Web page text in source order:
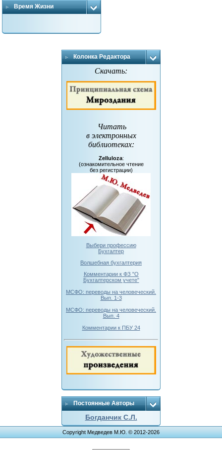
Время Жизни
Колонка Редактора
Скачать:
Читать
в электронных
библиотеках:
Zelluloza:
(ознакомительное чтение
без регистрации)
Выбери профессию
Бухгалтер
Волшебная бухгалтерия
Комментарии к ФЗ "О
Бухгалтерском учете"
МСФО: переводы на человеческий.
Вып. 1-3
МСФО: переводы на человеческий.
Вып. 4
Комментарии к ПБУ 24
Постоянные Авторы
Богданчик С.Л.
Copyright Медведев М.Ю. © 2012-2026